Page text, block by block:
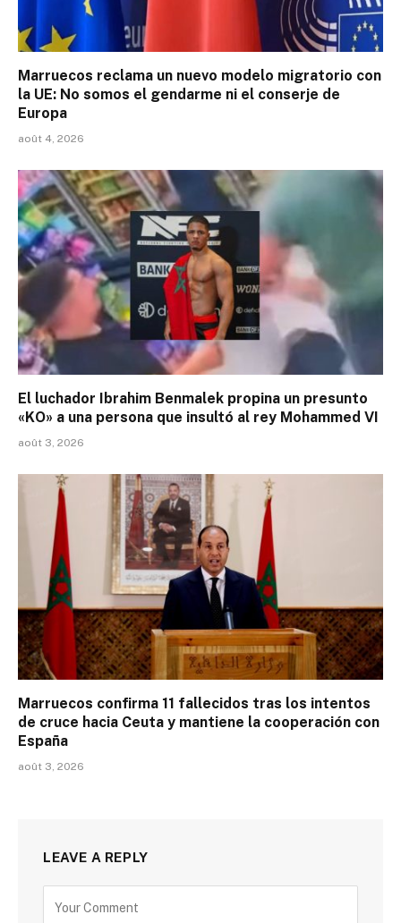
Marruecos reclama un nuevo modelo migratorio con
la UE: No somos el gendarme ni el conserje de
Europa
août 4, 2026
El luchador Ibrahim Benmalek propina un presunto
«KO» a una persona que insultó al rey Mohammed VI
août 3, 2026
Marruecos confirma 11 fallecidos tras los intentos
de cruce hacia Ceuta y mantiene la cooperación con
España
août 3, 2026
LEAVE A REPLY